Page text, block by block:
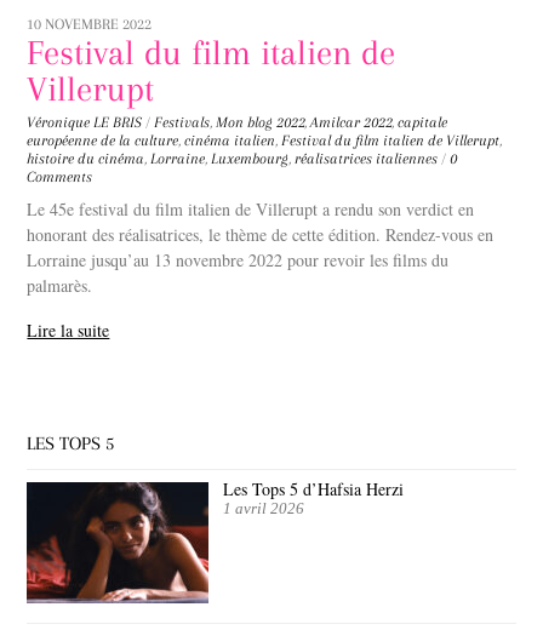
10 NOVEMBRE 2022
Festival du film italien de
Villerupt
Véronique LE BRIS / Festivals, Mon blog 2022,Amilcar 2022,capitale
européenne de la culture,cinéma italien, Festival du film italien de Villerupt,
histoire du cinéma, Lorraine, Luxembourg, réalisatrices italiennes / 0
Comments
Le 45e festival du film italien de Villerupt a rendu son verdict en
honorant des réalisatrices, le thème de cette édition. Rendez-vous en
Lorraine jusqu’au 13 novembre 2022 pour revoir les films du
palmarès.
Lire la suite
LES TOPS 5
Les Tops 5 d’Hafsia Herzi
1 avril 2026